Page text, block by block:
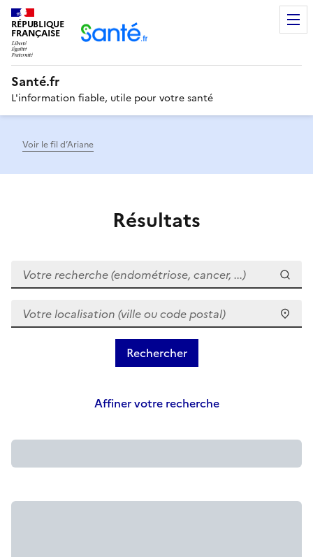
RÉPUBLIQUE
FRANÇAISE
Santé.fr
L'information fiable, utile pour votre santé
Voir le fil d’Ariane
Résultats
Votre recherche (endométriose, cancer, ...)
Votre localisation (ville ou code postal)
Affiner votre recherche